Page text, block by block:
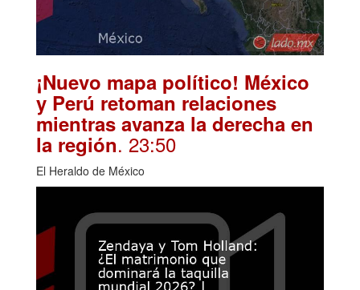
¡Nuevo mapa político! México
y Perú retoman relaciones
mientras avanza la derecha en
la región. 23:50
El Heraldo de México